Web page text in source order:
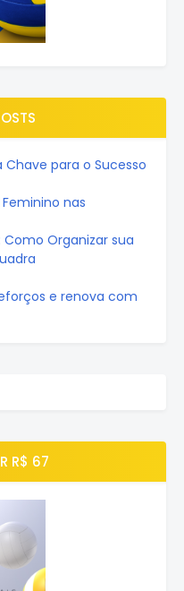
para o Sucesso
nas
Organizar sua
e renova com
R$ 67